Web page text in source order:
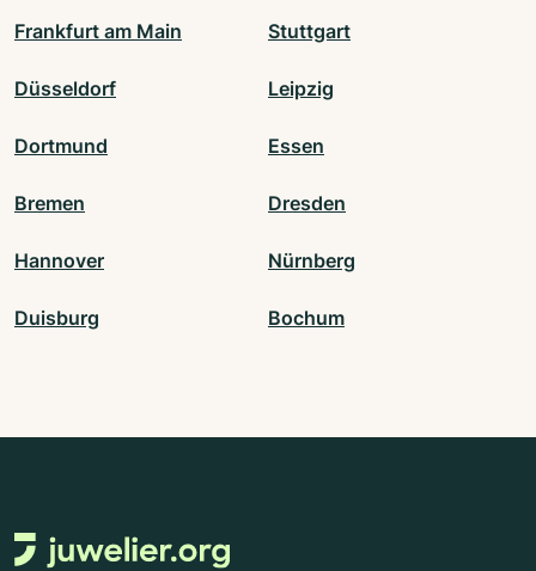
Frankfurt am Main Stuttgart
Düsseldorf Leipzig
Dortmund Essen
Bremen Dresden
Hannover Nürnberg
Duisburg Bochum